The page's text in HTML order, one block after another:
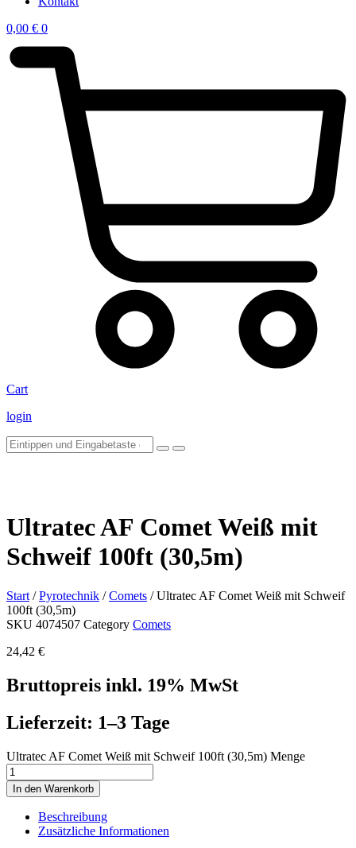
0,00 € 0
Cart
login
Ultratec AF Comet Weiß mit
Schweif 100ft (30,5m)
Start /Pyrotechnik /Comets / Ultratec AF Comet Weiß mit Schweif
100ft (30,5m)
SKU 4074507 Category Comets
24,42 €
Bruttopreis inkl. 19% MwSt
Lieferzeit: 1–3 Tage
Ultratec AF Comet Weiß mit Schweif 100ft (30,5m) Menge
In den Warenkorb
Beschreibung
Zusätzliche Informationen